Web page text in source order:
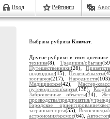
Вход Рейтинги
Выбрана рубрика Климат.
Другие рубрики в этом
техника(8), Традиции/обычаи
Путешественники(26),
подводные(15), Пещеры/шахты
зоопарки(217), Народности
Медицинское(42), Мастер-
путеводители/карты(138),
Заброшенные объекты(34),
прозводства/предприятия/
Городское ориентирование/
загранпаспорта(55), Велосипеды/
астрономия/космос(64), Автостоп